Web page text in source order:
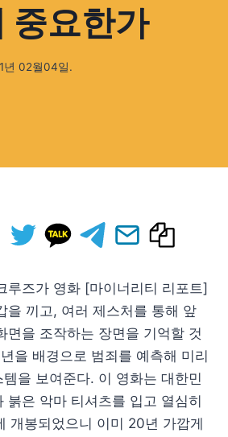
중요한가
년 02월04일.
루즈가 영화 [마이너리티 리포트]
을 끼고, 여러 제스처를 통해 앞
면을 조작하는 장면을 기억할 것
을 배경으로 범죄를 예측해 미리
을 보여준다. 이 영화는 대한민
붉은 악마 티셔츠를 입고 열심히
개봉되었으니 이미 20년 가깝게